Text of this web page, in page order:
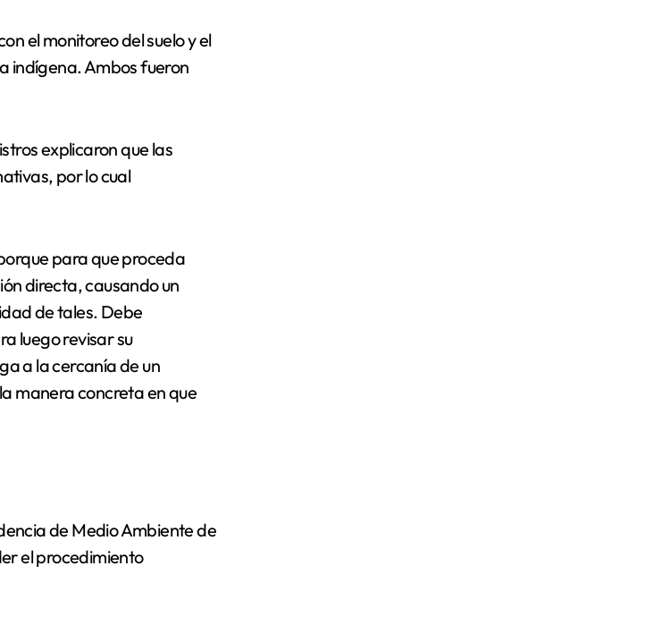
el monitoreo del suelo y el
indígena. Ambos fueron
explicaron que las
por lo cual
para que proceda
directa, causando un
de tales. Debe
luego revisar su
a la cercanía de un
manera concreta en que
de Medio Ambiente de
el procedimiento